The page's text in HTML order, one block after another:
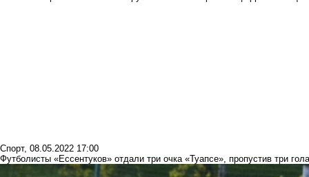
Спорт, 08.05.2022 17:00
Футболисты «Ессентуков» отдали три очка «Туапсе», пропустив три гола